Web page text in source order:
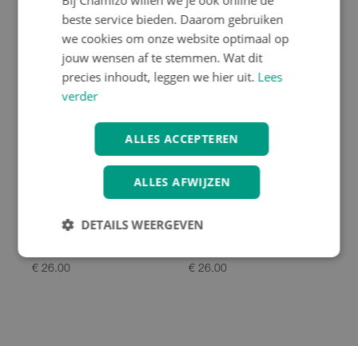
Ass Savers Ass Saver
€ 26.00
Ass Savers Ass Saver
€ 26.00
beste service bieden. Daarom gebruiken
we cookies om onze website optimaal op
jouw wensen af te stemmen. Wat dit
precies inhoudt, leggen we hier uit. Lees
verder
ALLES ACCEPTEREN
ALLES AFWIJZEN
DETAILS WEERGEVEN